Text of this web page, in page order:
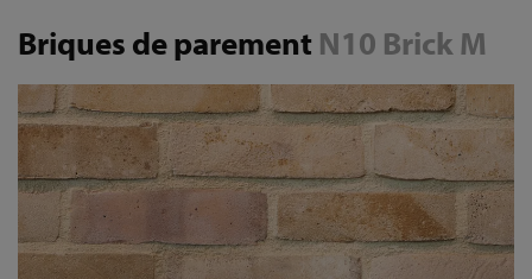
Briques de parement N10 Brick M